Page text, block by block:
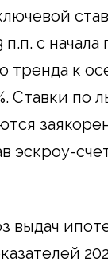
с начала
тренда к
Ставки по
эскроу-
выдач